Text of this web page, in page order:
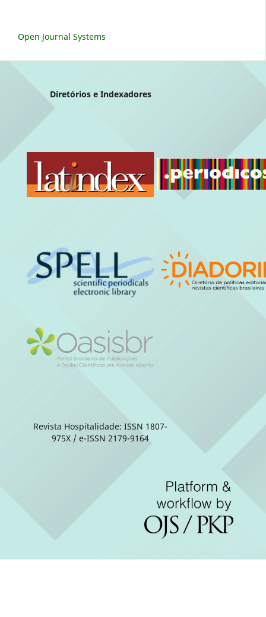
Open Journal Systems
Diretórios e Indexadores
Revista Hospitalidade: ISSN 1807-
975X / e-ISSN 2179-9164